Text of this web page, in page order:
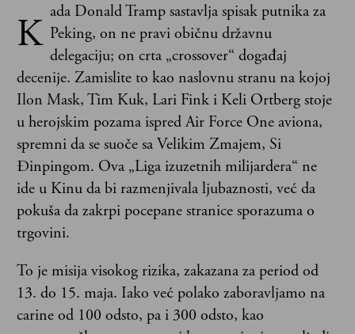
K ada Donald Tramp sastavlja spisak putnika za
Peking, on ne pravi običnu državnu
delegaciju; on crta „crossover“ događaj
decenije. Zamislite to kao naslovnu stranu na kojoj
Ilon Mask, Tim Kuk, Lari Fink i Keli Ortberg stoje
u herojskim pozama ispred Air Force One aviona,
spremni da se suoče sa Velikim Zmajem, Si
Đinpingom. Ova „Liga izuzetnih milijardera“ ne
ide u Kinu da bi razmenjivala ljubaznosti, već da
pokuša da zakrpi pocepane stranice sporazuma o
trgovini.
To je misija visokog rizika, zakazana za period od
13. do 15. maja. Iako već polako zaboravljamo na
carine od 100 odsto, pa i 300 odsto, kao